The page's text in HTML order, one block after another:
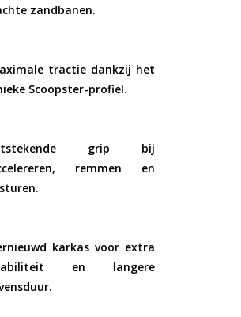
zandbanen.
tractie dankzij het
Scoopster-profiel.
grip bij
remmen en
karkas voor extra
en langere